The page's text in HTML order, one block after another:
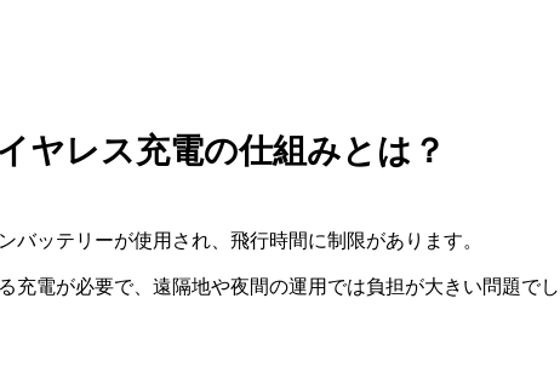
ヤレス充電の仕組みとは？
バッテリーが使用され、飛行時間に制限があります。
充電が必要で、遠隔地や夜間の運用では負担が大きい問題でし